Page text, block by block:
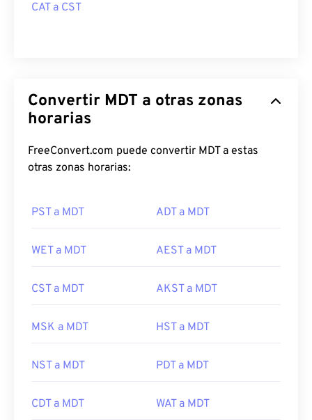
CAT a CST
Convertir MDT a otras zonas
horarias
FreeConvert.com puede convertir MDT a estas
otras zonas horarias:
PST a MDT ADT a MDT
WET a MDT AEST a MDT
CST a MDT AKST a MDT
MSK a MDT HST a MDT
NST a MDT PDT a MDT
CDT a MDT WAT a MDT